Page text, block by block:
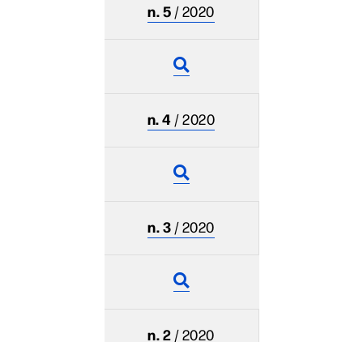
n. 5 / 2020
n. 4 / 2020
n. 3 / 2020
n. 2 / 2020